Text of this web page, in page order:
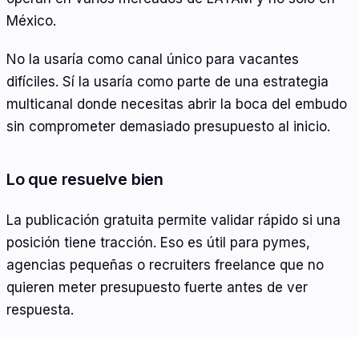
México.
No la usaría como canal único para vacantes
difíciles. Sí la usaría como parte de una estrategia
multicanal donde necesitas abrir la boca del embudo
sin comprometer demasiado presupuesto al inicio.
Lo que resuelve bien
La publicación gratuita permite validar rápido si una
posición tiene tracción. Eso es útil para pymes,
agencias pequeñas o recruiters freelance que no
quieren meter presupuesto fuerte antes de ver
respuesta.